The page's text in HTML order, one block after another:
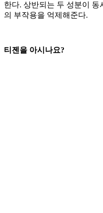
한다. 상반되는 두 성분이
의 부작용을 억제해준다.
티젠을 아시나요?